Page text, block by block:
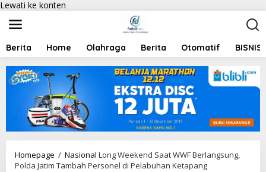
Lewati ke konten
Berita Home Olahraga Berita Otomatif BISNIS
Homepage / Nasional Long Weekend Saat WWF Berlangsung,
Polda Jatim Tambah Personel di Pelabuhan Ketapang